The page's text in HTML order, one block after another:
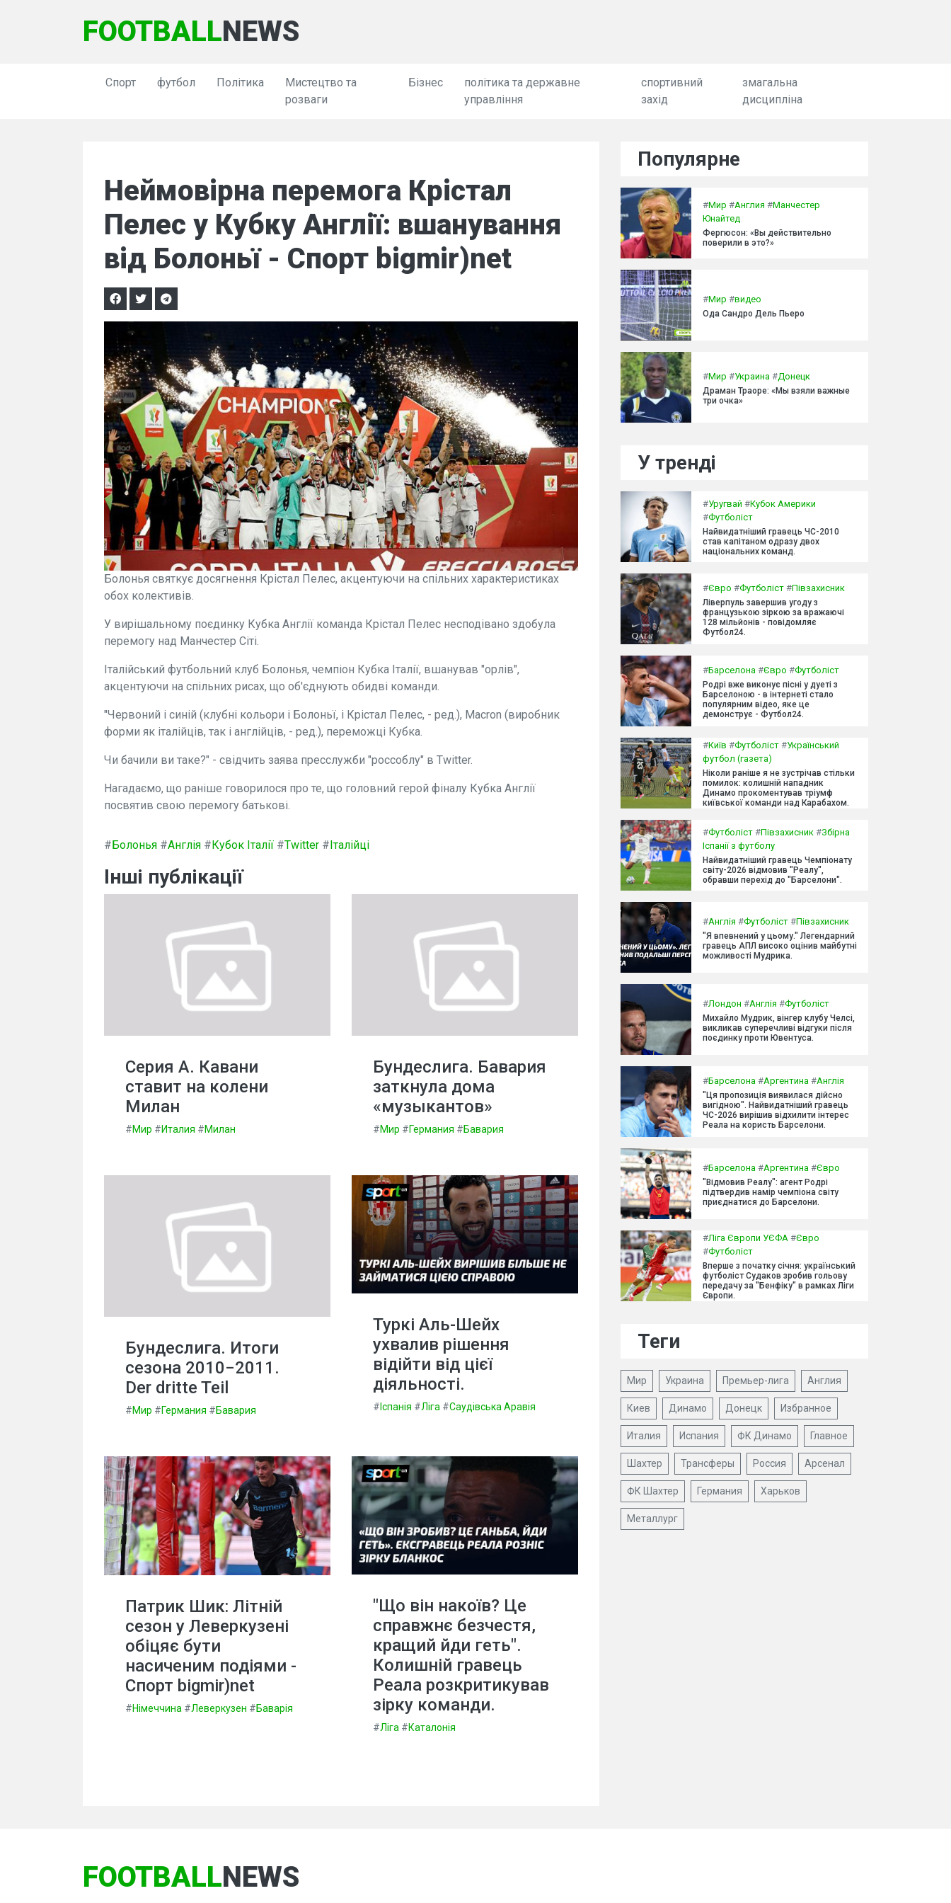
FOOTBALLNEWS
Спорт футбол Політика
Мистецтво та
розваги
Бізнес
політика та державне
управління
спортивний
захід
змагальна
дисципліна
Неймовірна перемога Крістал
Пелес у Кубку Англії: вшанування
від Болоньї - Спорт bigmir)net
Болонья святкує досягнення Крістал Пелес, акцентуючи на спільних характеристиках
обох колективів.
У вирішальному поєдинку Кубка Англії команда Крістал Пелес несподівано здобула
перемогу над Манчестер Сіті.
Італійський футбольний клуб Болонья, чемпіон Кубка Італії, вшанував "орлів",
акцентуючи на спільних рисах, що об'єднують обидві команди.
"Червоний і синій (клубні кольори і Болоньї, і Крістал Пелес, - ред.), Macron (виробник
форми як італійців, так і англійців, - ред.), переможці Кубка.
Чи бачили ви таке?" - свідчить заява пресслужби "россоблу" в Twitter.
Нагадаємо, що раніше говорилося про те, що головний герой фіналу Кубка Англії
посвятив свою перемогу батькові.
#Болонья #Англія #Кубок Італії #Twitter #Італійці
Інші публікації
Серия А. Кавани
ставит на колени
Милан
#Мир #Италия #Милан
Бундеслига. Бавария
заткнула дома
«музыкантов»
#Мир #Германия #Бавария
Бундеслига. Итоги
сезона 2010−2011.
Der dritte Teil
#Мир #Германия #Бавария
Туркі Аль-Шейх
ухвалив рішення
відійти від цієї
діяльності.
# Іспанія #Ліга #Саудівська Аравія
Патрик Шик: Літній
сезон у Леверкузені
обіцяє бути
насиченим подіями -
Спорт bigmir)net
#Німеччина #Леверкузен #Баварія
"Що він накоїв? Це
справжнє безчестя,
кращий йди геть".
Колишній гравець
Реала розкритикував
зірку команди.
#Ліга #Каталонія
Популярне
#Мир #Англия #Манчестер
Юнайтед
Фергюсон: «Вы действительно
поверили в это?»
#Мир #видео
Ода Сандро Дель Пьеро
#Мир #Украина #Донецк
Драман Траоре: «Мы взяли важные
три очка»
У тренді
#Уругвай #Кубок Америки
#Футболіст
Найвидатніший гравець ЧС-2010
став капітаном одразу двох
національних команд.
#Євро #Футболіст #Півзахисник
Ліверпуль завершив угоду з
французькою зіркою за вражаючі
128 мільйонів - повідомляє
Футбол24.
#Барселона #Євро #Футболіст
Родрі вже виконує пісні у дуеті з
Барселоною - в інтернеті стало
популярним відео, яке це
демонструє - Футбол24.
#Київ #Футболіст #Український
футбол (газета)
Ніколи раніше я не зустрічав стільки
помилок: колишній нападник
Динамо прокоментував тріумф
київської команди над Карабахом.
#Футболіст #Півзахисник #Збірна
Іспанії з футболу
Найвидатніший гравець Чемпіонату
світу-2026 відмовив "Реалу",
обравши перехід до "Барселони".
#Англія #Футболіст #Півзахисник
"Я впевнений у цьому." Легендарний
гравець АПЛ високо оцінив майбутні
можливості Мудрика.
#Лондон #Англія #Футболіст
Михайло Мудрик, вінгер клубу Челсі,
викликав суперечливі відгуки після
поєдинку проти Ювентуса.
#Барселона #Аргентина #Англія
"Ця пропозиція виявилася дійсно
вигідною". Найвидатніший гравець
ЧС-2026 вирішив відхилити інтерес
Реала на користь Барселони.
#Барселона #Аргентина #Євро
"Відмовив Реалу": агент Родрі
підтвердив намір чемпіона світу
приєднатися до Барселони.
#Ліга Європи УЄФА #Євро
#Футболіст
Вперше з початку січня: український
футболіст Судаков зробив гольову
передачу за "Бенфіку" в рамках Ліги
Європи.
Теги
Мир Украина Премьер-лига Англия
Киев Динамо Донецк Избранное
Италия Испания ФК Динамо Главное
Шахтер Трансферы Россия Арсенал
ФК Шахтер Германия Харьков
Металлург
FOOTBALLNEWS